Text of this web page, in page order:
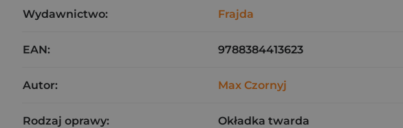
Wydawnictwo: Frajda
EAN: 9788384413623
Autor: Max Czornyj
Rodzaj oprawy: Okładka twarda